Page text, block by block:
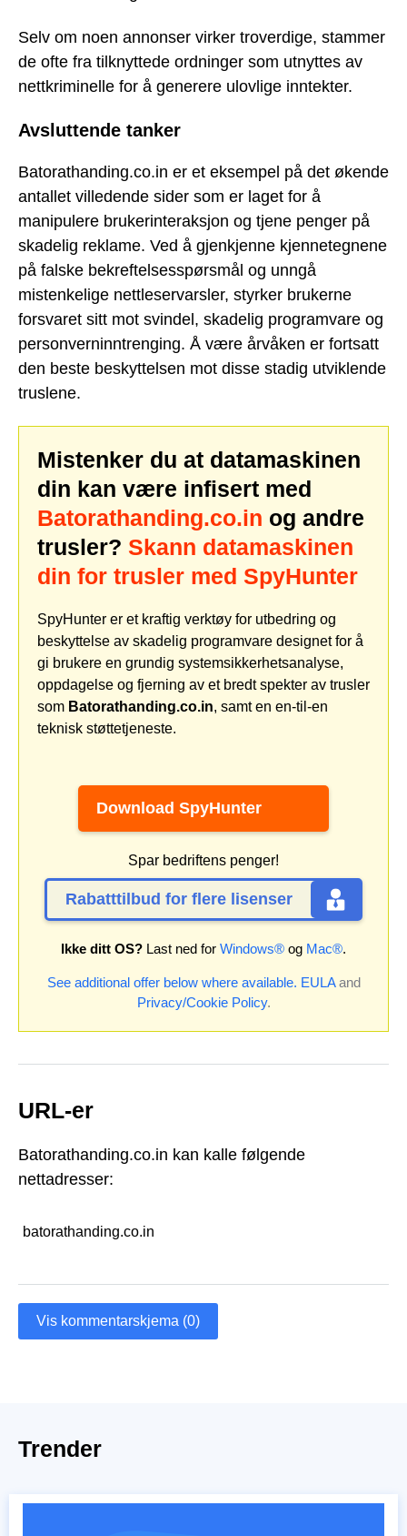
Selv om noen annonser virker troverdige, stammer
de ofte fra tilknyttede ordninger som utnyttes av
nettkriminelle for å generere ulovlige inntekter.
Avsluttende tanker
Batorathanding.co.in er et eksempel på det økende
antallet villedende sider som er laget for å
manipulere brukerinteraksjon og tjene penger på
skadelig reklame. Ved å gjenkjenne kjennetegnene
på falske bekreftelsesspørsmål og unngå
mistenkelige nettleservarsler, styrker brukerne
forsvaret sitt mot svindel, skadelig programvare og
personverninntrenging. Å være årvåken er fortsatt
den beste beskyttelsen mot disse stadig utviklende
truslene.
Mistenker du at datamaskinen
din kan være infisert med
Batorathanding.co.in og andre
trusler? Skann datamaskinen
din for trusler med SpyHunter
SpyHunter er et kraftig verktøy for utbedring og
beskyttelse av skadelig programvare designet for å
gi brukere en grundig systemsikkerhetsanalyse,
oppdagelse og fjerning av et bredt spekter av trusler
som Batorathanding.co.in, samt en en-til-en
teknisk støttetjeneste.
Download SpyHunter
Spar bedriftens penger!
Rabatttilbud for flere lisenser
Ikke ditt OS? Last ned for Windows® og Mac®.
See additional offer below where available. EULAand
Privacy/Cookie Policy.
URL-er
Batorathanding.co.in kan kalle følgende
nettadresser:
batorathanding.co.in
Vis kommentarskjema (0)
Trender